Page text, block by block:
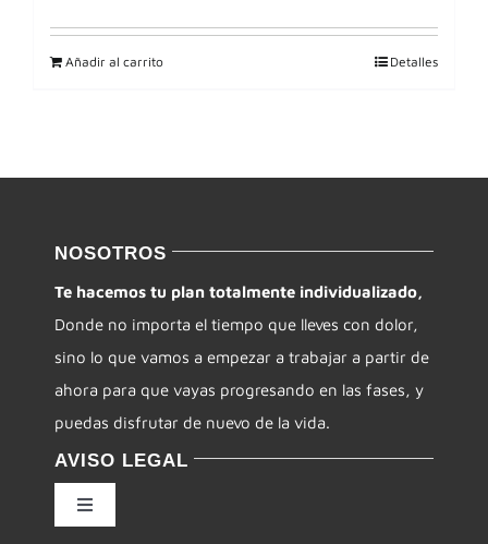
Añadir al carrito Detalles
NOSOTROS
Te hacemos tu plan totalmente individualizado,
Donde no importa el tiempo que lleves con dolor,
sino lo que vamos a empezar a trabajar a partir de
ahora para que vayas progresando en las fases, y
puedas disfrutar de nuevo de la vida.
AVISO LEGAL
Toggle
Navigation